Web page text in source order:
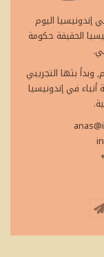
إندونيسيا اليوم
الحقيقة حكومة
وتأسس إندونيسيا اليوم في 24 ابريل عام 2014م, وبدأ بثها التجريبي
أنباء في إندونيسيا